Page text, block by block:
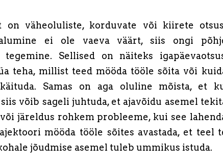
on väheoluliste, korduvate või kiirete
ei ole vaeva väärt, siis ongi
tegemine. Sellised on näiteks
teha, millist teed mööda tööle sõita või
käituda. Samas on aga oluline mõista, et
võib sageli juhtuda, et ajavõidu asemel
järeldus rohkem probleeme, kui see
mööda tööle sõites avastada, et teel
jõudmise asemel tuleb ummikus istuda.